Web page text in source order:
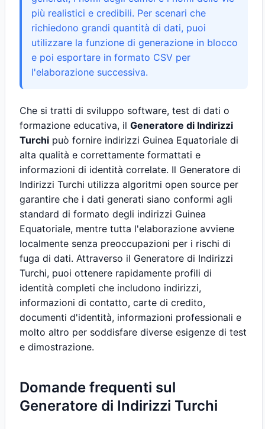
più realistici e credibili. Per scenari che
richiedono grandi quantità di dati, puoi
utilizzare la funzione di generazione in blocco
e poi esportare in formato CSV per
l'elaborazione successiva.
Che si tratti di sviluppo software, test di dati o
formazione educativa, il Generatore di Indirizzi
Turchi può fornire indirizzi Guinea Equatoriale di
alta qualità e correttamente formattati e
informazioni di identità correlate. Il Generatore di
Indirizzi Turchi utilizza algoritmi open source per
garantire che i dati generati siano conformi agli
standard di formato degli indirizzi Guinea
Equatoriale, mentre tutta l'elaborazione avviene
localmente senza preoccupazioni per i rischi di
fuga di dati. Attraverso il Generatore di Indirizzi
Turchi, puoi ottenere rapidamente profili di
identità completi che includono indirizzi,
informazioni di contatto, carte di credito,
documenti d'identità, informazioni professionali e
molto altro per soddisfare diverse esigenze di test
e dimostrazione.
Domande frequenti sul
Generatore di Indirizzi Turchi